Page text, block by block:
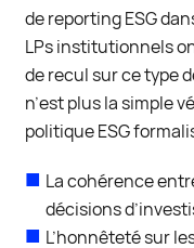
de reporting ESG
LPs institutionnels
de recul sur ce type
n’est plus la simple
politique ESG
La cohérence
décisions
L’honnêteté sur